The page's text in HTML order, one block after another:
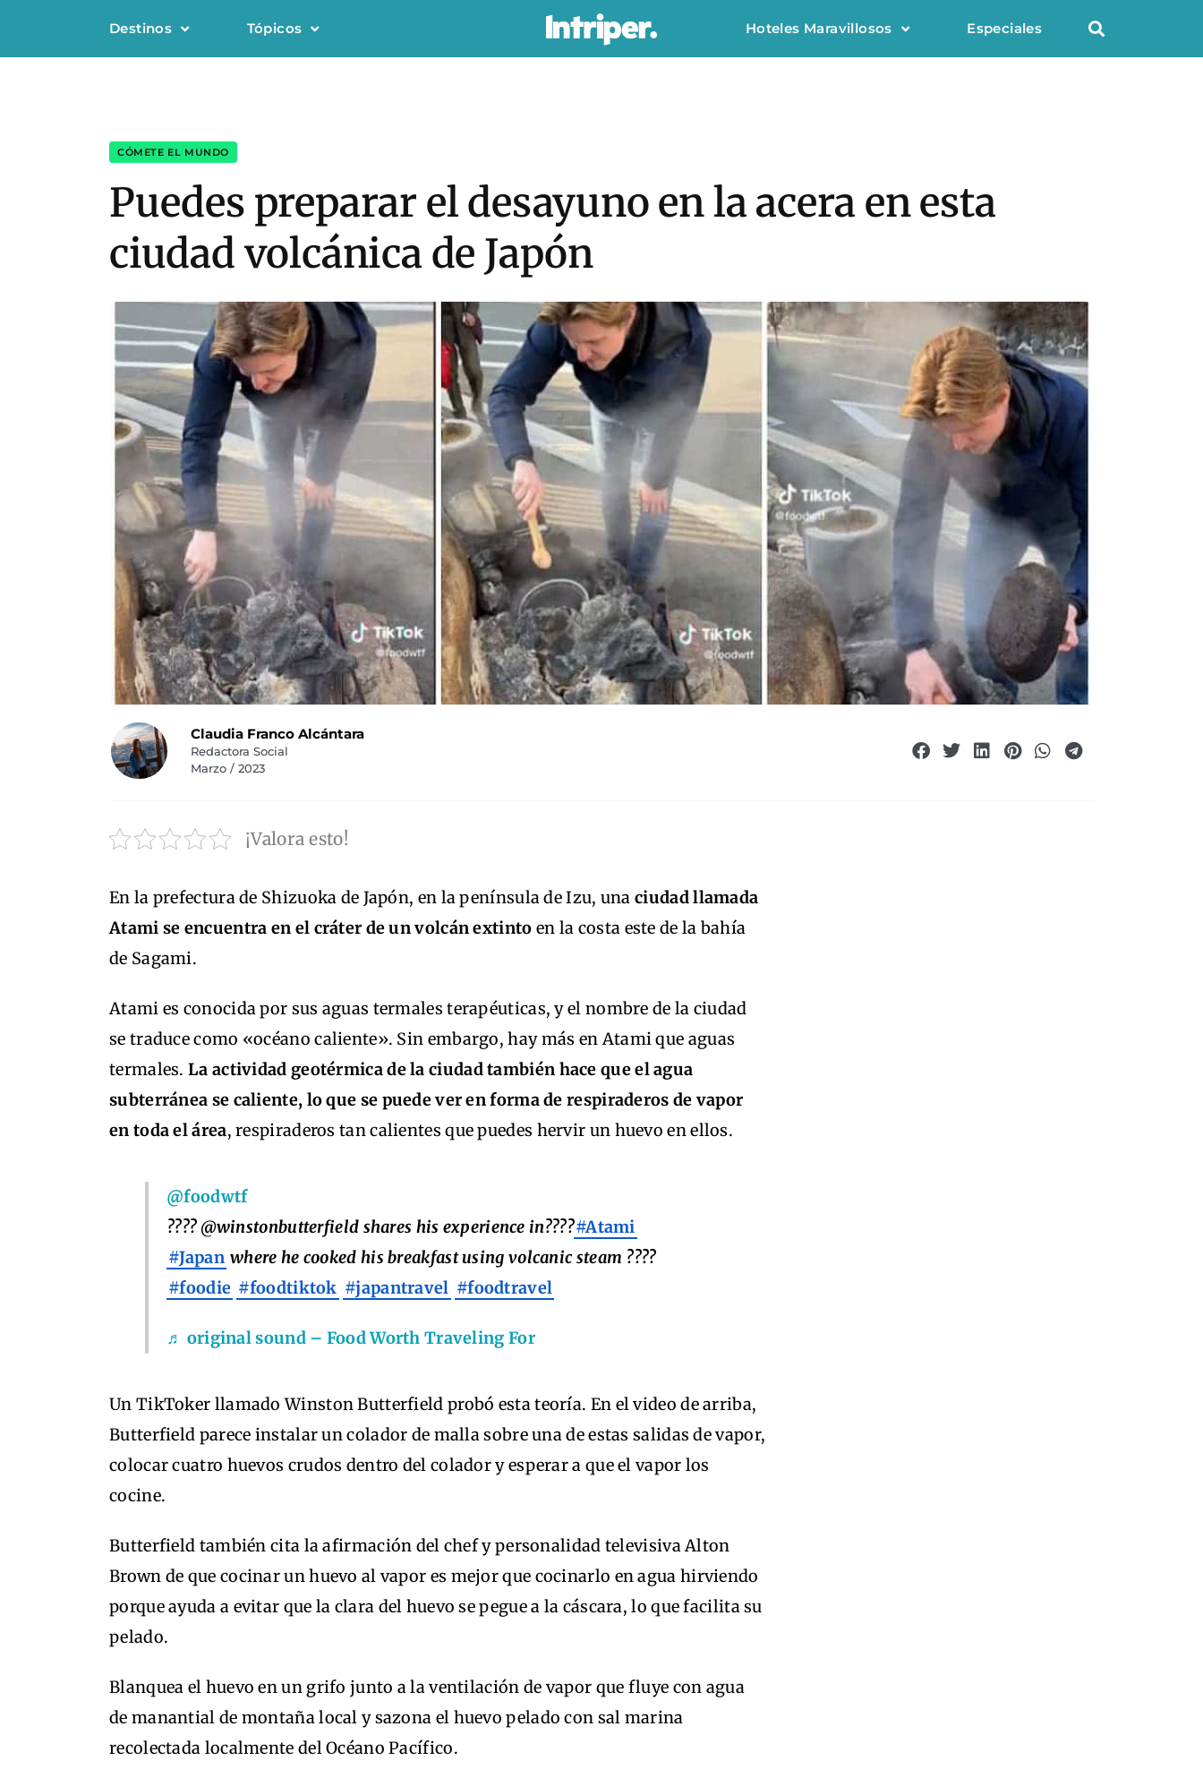
Destinos Tópicos Hoteles Maravillosos Especiales
CÓMETE EL MUNDO
Puedes preparar el desayuno en la acera en esta
ciudad volcánica de Japón
Claudia Franco Alcántara
Redactora Social
Marzo / 2023
¡Valora esto!
En la prefectura de Shizuoka de Japón, en la península de Izu, unaciudad llamada
Atami se encuentra en el cráter de un volcán extinto en la costa este de la bahía
de Sagami.
Atami es conocida por sus aguas termales terapéuticas, y el nombre de la ciudad
se traduce como «océano caliente». Sin embargo, hay más en Atami que aguas
termales. La actividad geotérmica de la ciudad también hace que el agua
subterránea se caliente, lo que se puede ver en forma de respiraderos de vapor
en toda el área, respiraderos tan calientes que puedes hervir un huevo en ellos.
@foodwtf
???? @winstonbutterfield shares his experience in????#Atami
#Japan where he cooked his breakfast using volcanic steam ????
#foodie #foodtiktok #japantravel #foodtravel
♬ original sound – Food Worth Traveling For
Un TikToker llamado Winston Butterfield probó esta teoría. En el video de arriba,
Butterfield parece instalar un colador de malla sobre una de estas salidas de vapor,
colocar cuatro huevos crudos dentro del colador y esperar a que el vapor los
cocine.
Butterfield también cita la afirmación del chef y personalidad televisiva Alton
Brown de que cocinar un huevo al vapor es mejor que cocinarlo en agua hirviendo
porque ayuda a evitar que la clara del huevo se pegue a la cáscara, lo que facilita su
pelado.
Blanquea el huevo en un grifo junto a la ventilación de vapor que fluye con agua
de manantial de montaña local y sazona el huevo pelado con sal marina
recolectada localmente del Océano Pacífico.